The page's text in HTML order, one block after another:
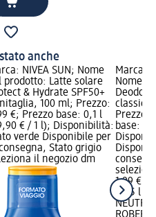
anche
NIVEA SUN; Nome
prodotto: Latte solare
& Hydrate SPF50+
100 ml; Prezzo:
€; Prezzo base: 0,1 l
€ / 1 l); Disponibilità:
verde Disponibile per
Stato grigio
il negozio dm
Marca:
Nome
classico
Prezzo:
base:
1,99 €
0,05 l
NEUTRO
ROBERTS